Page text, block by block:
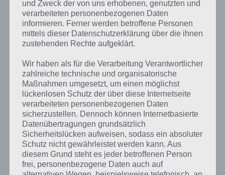
die Redensart in Strömen bezeichnet genau das: Etwas in großen
Mengen, wenn es zum Beispiel in Strömen regnet.
Die meisten verbinden mit Strom jedoch die fließende Elektrizität.
ist der Transport von elektrischen Ladungsträgern wie beispielsweise
Elektronen, was sich durch ein magnetisches Feld bemerkbar macht.
Wie aus dem Physikunterricht sicherlich bekannt, wird der
elektrische Strom in der physikalischen Größe der elektrischen
Stromstärke mit dem Formelzeichen I und der Einheit Ampere
gemessen.
Auf WhatsApp teilen Teilen auf Facebook
und Zweck der von uns erhobenen, genutzten und
verarbeiteten personenbezogenen Daten
informieren. Ferner werden betroffene Personen
mittels dieser Datenschutzerklärung über die ihnen
zustehenden Rechte aufgeklärt.
Wir haben als für die Verarbeitung Verantwortlicher
zahlreiche technische und organisatorische
Maßnahmen umgesetzt, um einen möglichst
lückenlosen Schutz der über diese Internetseite
verarbeiteten personenbezogenen Daten
sicherzustellen. Dennoch können Internetbasierte
Datenübertragungen grundsätzlich
Sicherheitslücken aufweisen, sodass ein absoluter
Schutz nicht gewährleistet werden kann. Aus
diesem Grund steht es jeder betroffenen Person
frei, personenbezogene Daten auch auf